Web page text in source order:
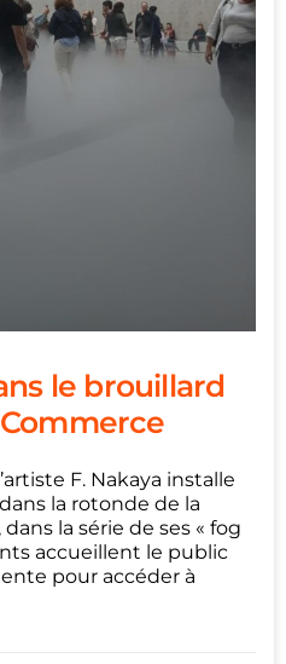
le brouillard
F. Nakaya installe
la rotonde de la
la série de ses « fog
accueillent le public
pour accéder à